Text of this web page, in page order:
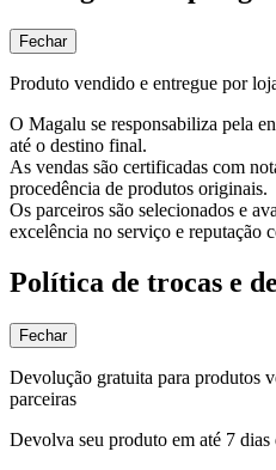
Fechar
Produto vendido e entregue por
O Magalu se responsabiliza pela
até o destino final.
As vendas são certificadas com
procedência de produtos originais.
Os parceiros são selecionados e
excelência no serviço e reputação
Política de trocas e
Fechar
Devolução gratuita para produtos
parceiras
Devolva seu produto em até 7 dias